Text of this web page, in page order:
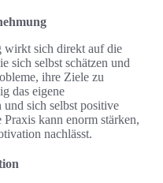
wirkt sich direkt auf die
sich selbst schätzen und
ihre Ziele zu
das eigene
sich selbst positive
kann enorm stärken,
nachlässt.